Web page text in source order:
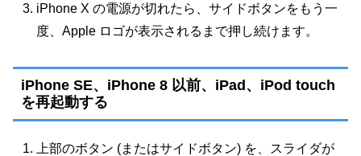
iPhone X の電源が切れたら、サイドボタンをもう一
度、Apple ロゴが表示されるまで押し続けます。
iPhone SE、iPhone 8 以前、iPad、iPod touch
を再起動する
上部のボタン (またはサイドボタン) を、スライダが